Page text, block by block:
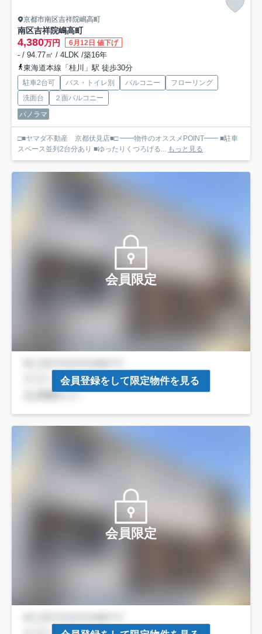
京都市南区吉祥院嶋高町
南区吉祥院嶋高町
4,380万円 6月12日 値下げ
- / 94.77㎡ / 4LDK /築16年
東海道本線「桂川」駅 徒歩30分
駐車2台可 バス・トイレ別 バルコニー
フローリング
洗面台
２面バルコニー
パノラマ
□■ヤマダ不動産 京都伏見店■□ ━━物件のオススメPOINT━━ ■駐車
スペース並列2台分あり ■ゆったりくつろげる... もっと見る
会員限定
会員登録をして限定物件を見る
会員限定